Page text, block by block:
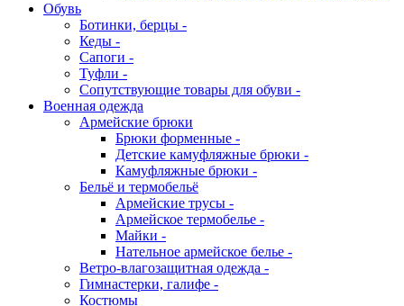
Обувь
Ботинки, берцы -
Кеды -
Сапоги -
Туфли -
Сопутствующие товары для обуви -
Военная одежда
Армейские брюки
Брюки форменные -
Детские камуфляжные брюки -
Камуфляжные брюки -
Бельё и термобельё
Армейские трусы -
Армейское термобелье -
Майки -
Нательное армейское белье -
Ветро-влагозащитная одежда -
Гимнастерки, галифе -
Костюмы